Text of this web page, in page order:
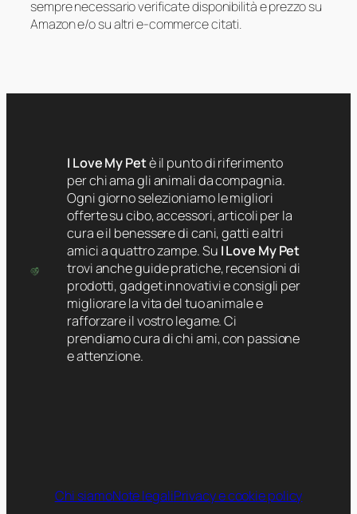
sempre necessario verificate disponibilità e prezzo su
Amazon e/o su altri e-commerce citati.
I Love My Petè il punto di riferimento
per chi ama gli animali da compagnia.
Ogni giorno selezioniamo le migliori
offerte su cibo, accessori, articoli per la
cura e il benessere di cani, gatti e altri
amici a quattro zampe. Su I Love My Pet
trovi anche guide pratiche, recensioni di
prodotti, gadget innovativi e consigli per
migliorare la vita del tuo animale e
rafforzare il vostro legame. Ci
prendiamo cura di chi ami, con passione
e attenzione.
Chi siamoNote legaliPrivacy e cookie policy